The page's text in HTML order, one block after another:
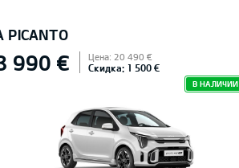
PICANTO
990 € Цена: 20 490 €
Скидка: 1 500 €
В НАЛИЧИИ